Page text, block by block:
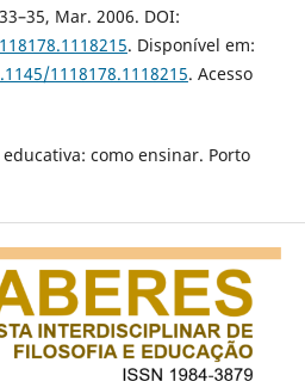
Mar. 2006. DOI:
. Disponível em:
1118178.1118215. Acesso
como ensinar. Porto